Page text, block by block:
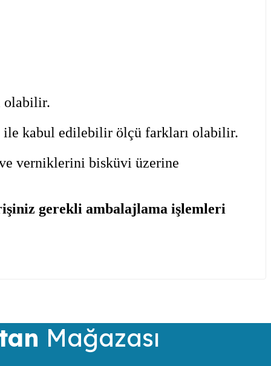
olabilir.
ile kabul edilebilir ölçü farkları olabilir.
verniklerini bisküvi üzerine
gerekli ambalajlama işlemleri
Mağazası